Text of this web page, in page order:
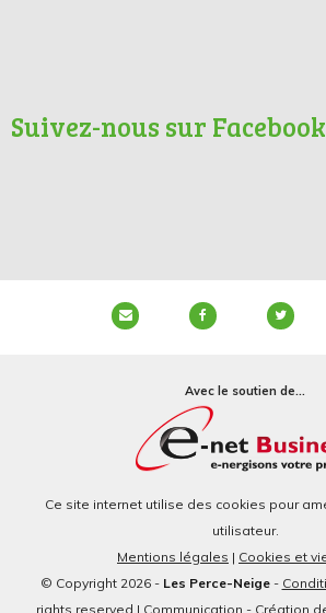
Suivez-nous sur Facebook
Avec le soutien de...
Ce site internet utilise des cookies pour
utilisateur.
Mentions légales | Cookies et
© Copyright 2026 - Les Perce-Neige-
rights reserved | Communication - Création